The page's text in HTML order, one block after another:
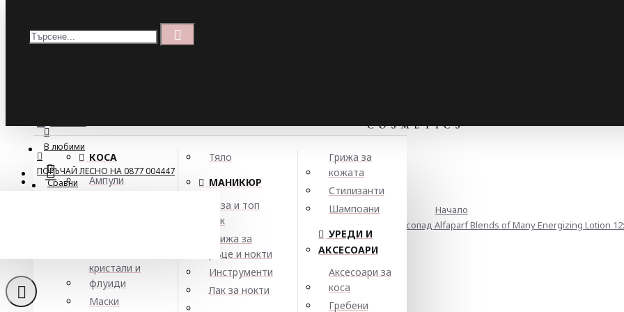
Кошница
В любими
Сравни
КОСА
Ампули
кристали и
флуиди
Маски
Тяло
МАНИКЮР
База и топ
лак
Грижа за
ръце и нокти
Инструменти
Лак за нокти
Грижа за
кожата
Стилизанти
Шампоани
УРЕДИ И
АКСЕСОАРИ
Аксесоари за
коса
Гребени
ПОРЪЧАЙ ЛЕСНО НА 0877 004447
Начало
Енергизиращ лосион против косопад Alfaparf Blends of Many Energizing Lotion